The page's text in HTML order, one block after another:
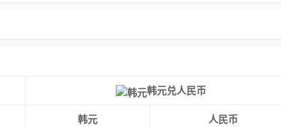
韩元兑人民币
韩元
人民币